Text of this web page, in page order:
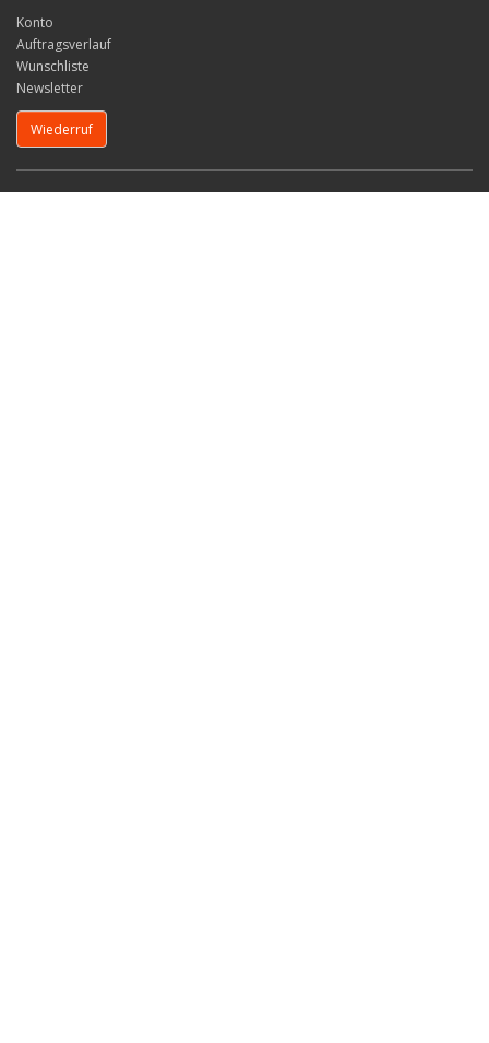
Konto
Auftragsverlauf
Wunschliste
Newsletter
Wiederruf